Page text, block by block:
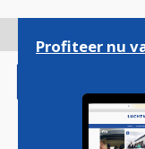
gaan
Profiteer nu